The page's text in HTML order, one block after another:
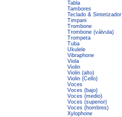
Tabla
Tambores
Teclado & Sintetizador
Timpani
Trombone
Trombone (válvula)
Trompeta
Tuba
Ukulele
Vibraphone
Viola
Violin
Violin (alto)
Violin (Cello)
Voces
Voces (bajo)
Voces (medio)
Voces (superior)
Voces (hombres)
Xylophone